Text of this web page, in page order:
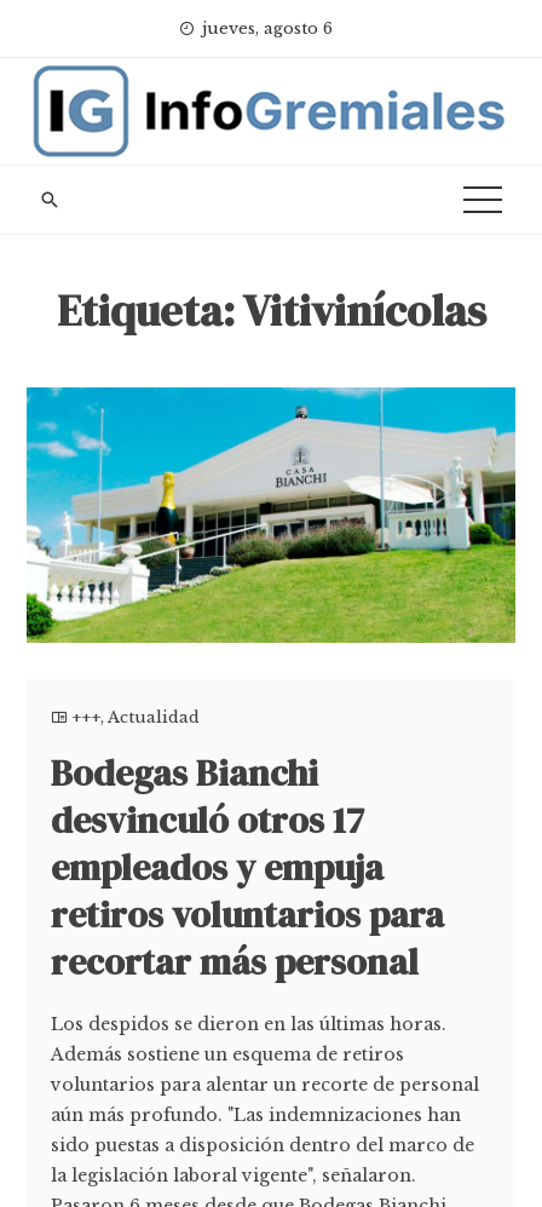
content
jueves, agosto 6
Etiqueta:Vitivinícolas
+++,Actualidad
Bodegas Bianchi
desvinculó otros 17
empleados y empuja
retiros voluntarios para
recortar más personal
Los despidos se dieron en las últimas horas.
Además sostiene un esquema de retiros
voluntarios para alentar un recorte de personal
aún más profundo. "Las indemnizaciones han
sido puestas a disposición dentro del marco de
la legislación laboral vigente", señalaron.